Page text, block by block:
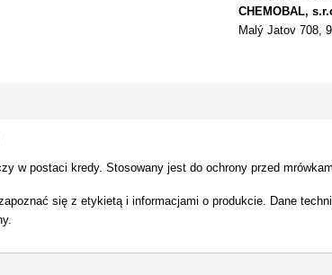
CHEMOBAL,
Malý Jatov 708,
w postaci kredy. Stosowany jest do ochrony przed
się z etykietą i informacjami o produkcie. Dane